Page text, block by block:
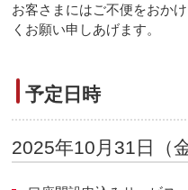
お客さまにはご不便をおか
くお願い申しあげます。
予定日時
2025年10月31日（